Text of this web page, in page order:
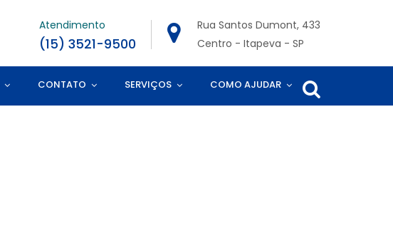
Atendimento
(15) 3521-9500
Rua Santos Dumont, 433
Centro - Itapeva - SP
CONTATO SERVIÇOS COMO AJUDAR